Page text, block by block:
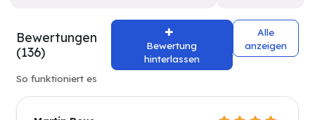
Bewertungen
(136)
Bewertung
hinterlassen
Alle
anzeigen
So funktioniert es